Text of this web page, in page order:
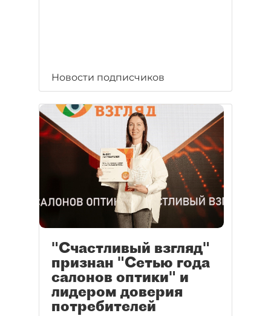
Новости подписчиков
"Счастливый взгляд"
признан "Сетью года
салонов оптики" и
лидером доверия
потребителей